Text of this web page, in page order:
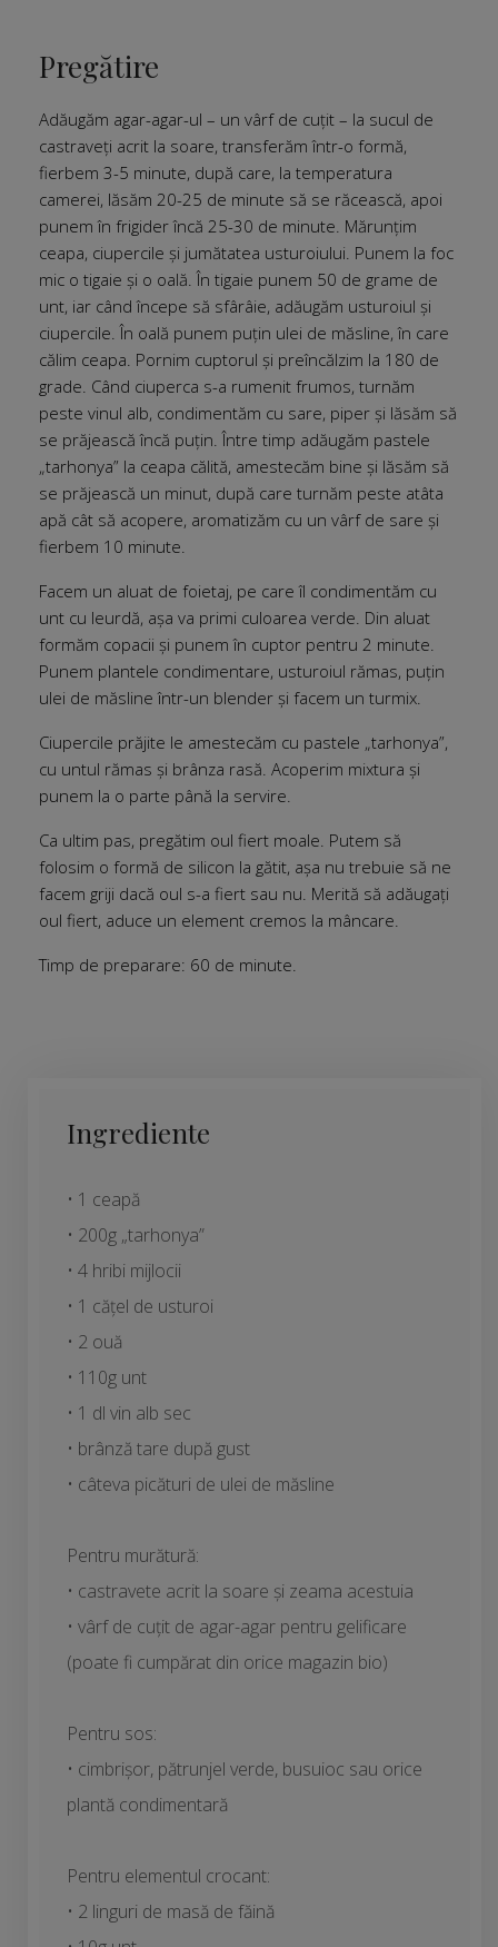
Pregătire
Adăugăm agar-agar-ul – un vârf de cuțit – la sucul de
castraveți acrit la soare, transferăm într-o formă,
fierbem 3-5 minute, după care, la temperatura
camerei, lăsăm 20-25 de minute să se răcească, apoi
punem în frigider încă 25-30 de minute. Mărunțim
ceapa, ciupercile și jumătatea usturoiului. Punem la foc
mic o tigaie și o oală. În tigaie punem 50 de grame de
unt, iar când începe să sfârâie, adăugăm usturoiul și
ciupercile. În oală punem puțin ulei de măsline, în care
călim ceapa. Pornim cuptorul și preîncălzim la 180 de
grade. Când ciuperca s-a rumenit frumos, turnăm
peste vinul alb, condimentăm cu sare, piper și lăsăm să
se prăjească încă puțin. Între timp adăugăm pastele
„tarhonya” la ceapa călită, amestecăm bine și lăsăm să
se prăjească un minut, după care turnăm peste atâta
apă cât să acopere, aromatizăm cu un vârf de sare și
fierbem 10 minute.
Facem un aluat de foietaj, pe care îl condimentăm cu
unt cu leurdă, așa va primi culoarea verde. Din aluat
formăm copacii și punem în cuptor pentru 2 mi­nute.
Punem plantele condimentare, usturoiul rămas, puțin
ulei de măsline într-un blender și facem un turmix.
Ciupercile prăjite le amestecăm cu pastele „tarhonya”,
cu untul rămas și brânza rasă. Acoperim mixtura și
punem la o parte până la servire.
Ca ultim pas, pregătim oul fiert moale. Putem să
folosim o formă de silicon la gătit, așa nu trebuie să ne
facem griji dacă oul s-a fiert sau nu. Merită să adăugați
oul fiert, aduce un element cremos la mâncare.
Timp de preparare: 60 de minute.
Ingrediente
• 1 ceapă
• 200g „tarhonya”
• 4 hribi mijlocii
• 1 cățel de usturoi
• 2 ouă
• 110g unt
• 1 dl vin alb sec
• brânză tare după gust
• câteva picături de ulei de măsline
Pentru murătură:
• castravete acrit la soare și zeama acestuia
• vârf de cuțit de agar-agar pentru gelificare
(poate fi cumpărat din orice magazin bio)
Pentru sos:
• cimbrișor, pătrunjel verde, busuioc sau orice
plantă condimentară
Pentru elementul crocant:
• 2 linguri de masă de făină